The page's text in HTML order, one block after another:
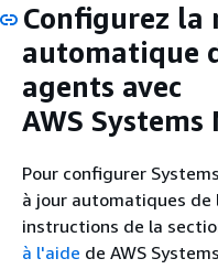
Configurez la
automatique
agents avec
AWS Systems
Pour configurer
à jour automatiques de
instructions de la
à l'aide de AWS